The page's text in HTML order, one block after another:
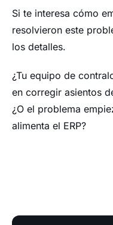
Si te interesa cómo
resolvieron este
los detalles.
¿Tu equipo de
en corregir asientos
¿O el problema
alimenta el ERP?